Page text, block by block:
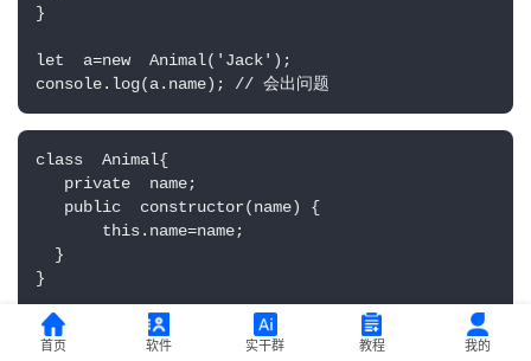
}
let  a=new  Animal('Jack');
console.log(a.name); // 会出问题
class  Animal{
private  name;
public  constructor(name) {
this.name=name;
}
}
class  Cat  extends  Animal{
constructor(name) {
首页 软件 实干群 教程 我的